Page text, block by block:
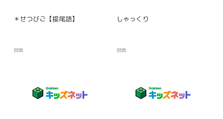
＊せつびご【接尾語】
辞典
しゃっくり
辞典